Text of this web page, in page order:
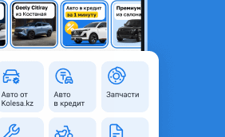
года
в архиве и может быть